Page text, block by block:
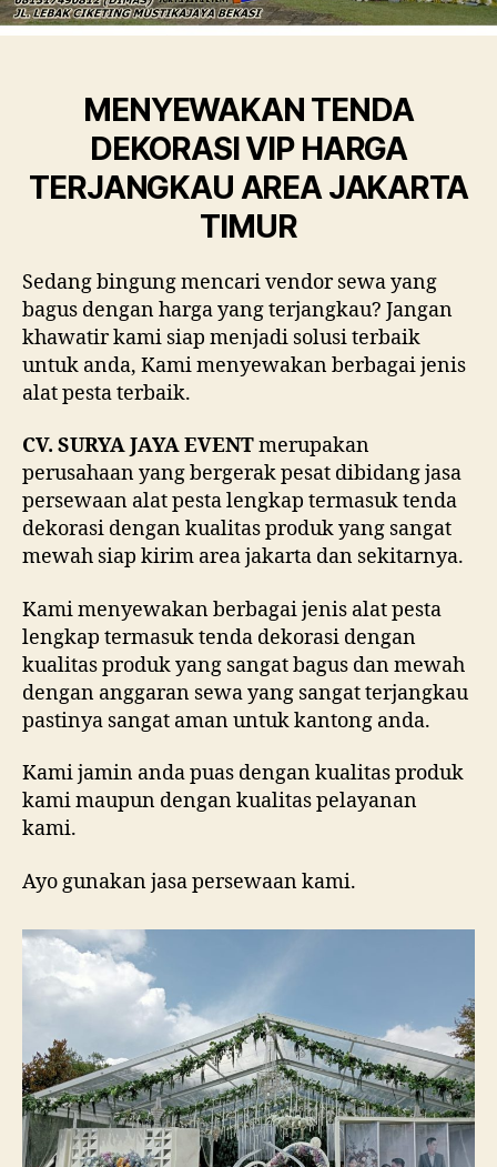
MENYEWAKAN TENDA
DEKORASI VIP HARGA
TERJANGKAU AREA JAKARTA
TIMUR
Sedang bingung mencari vendor sewa yang
bagus dengan harga yang terjangkau? Jangan
khawatir kami siap menjadi solusi terbaik
untuk anda, Kami menyewakan berbagai jenis
alat pesta terbaik.
CV. SURYA JAYA EVENTmerupakan
perusahaan yang bergerak pesat dibidang jasa
persewaan alat pesta lengkap termasuk tenda
dekorasi dengan kualitas produk yang sangat
mewah siap kirim area jakarta dan sekitarnya.
Kami menyewakan berbagai jenis alat pesta
lengkap termasuk tenda dekorasi dengan
kualitas produk yang sangat bagus dan mewah
dengan anggaran sewa yang sangat terjangkau
pastinya sangat aman untuk kantong anda.
Kami jamin anda puas dengan kualitas produk
kami maupun dengan kualitas pelayanan
kami.
Ayo gunakan jasa persewaan kami.